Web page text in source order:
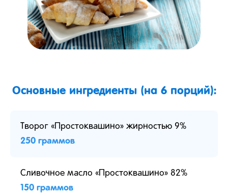
Основные ингредиенты (на 6 порций):
Творог «Простоквашино» жирностью 9%
250 граммов
Сливочное масло «Простоквашино» 82%
150 граммов